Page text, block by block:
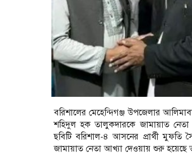
বরিশালের মেহেন্দিগঞ্জ উপজেলার
শহিদুল হক তালুকদারকে জামায়াত
ছবিটি বরিশাল-৪ আসনের প্রার্থী
জামায়াত নেতা আখ্যা দেওয়ায় শুরু হয়েছে